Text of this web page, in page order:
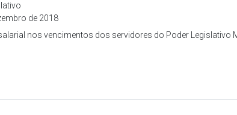
de 2018
nos vencimentos dos servidores do Poder Legislativo